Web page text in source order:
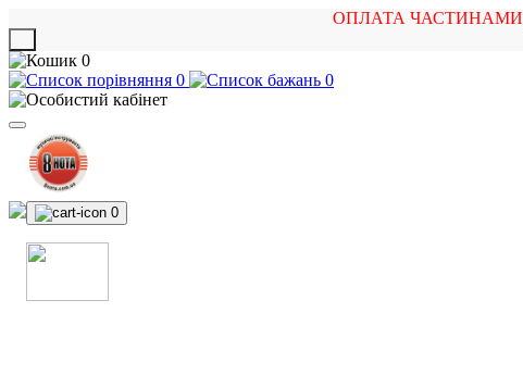
ОПЛАТА ЧАСТИНАМИ
0
0
0
0